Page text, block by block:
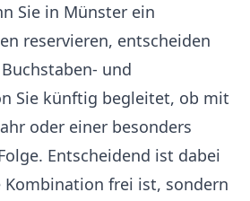
Sie in Münster ein
reservieren, entscheiden
und
Sie künftig begleitet, ob mit
oder einer besonders
Entscheidend ist dabei
Kombination frei ist, sondern